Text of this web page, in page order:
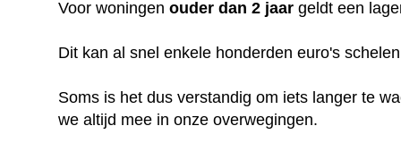
Voor woningenouder dan 2 jaar geldt een
Dit kan al snel enkele honderden euro's
Soms is het dus verstandig om iets langer te
we altijd mee in onze overwegingen.